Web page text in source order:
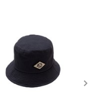
有部分小女孩的洋裝設計更
。